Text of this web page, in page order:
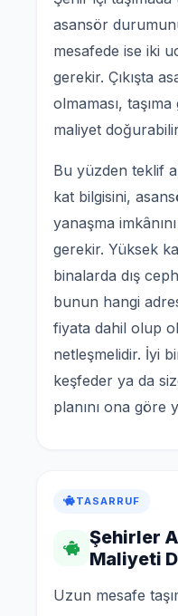
asansör
mesafede ise iki
gerekir. Çıkışta
olmaması,
maliyet
Bu yüzden teklif
kat bilgisini,
yanaşma
gerekir. Yüksek
binalarda dış
bunun hangi
fiyata dahil olup
netleşmelidir. İyi
keşfeder ya da
planını ona göre
TASARRUF
Şehirler
Maliyeti
Uzun mesafe